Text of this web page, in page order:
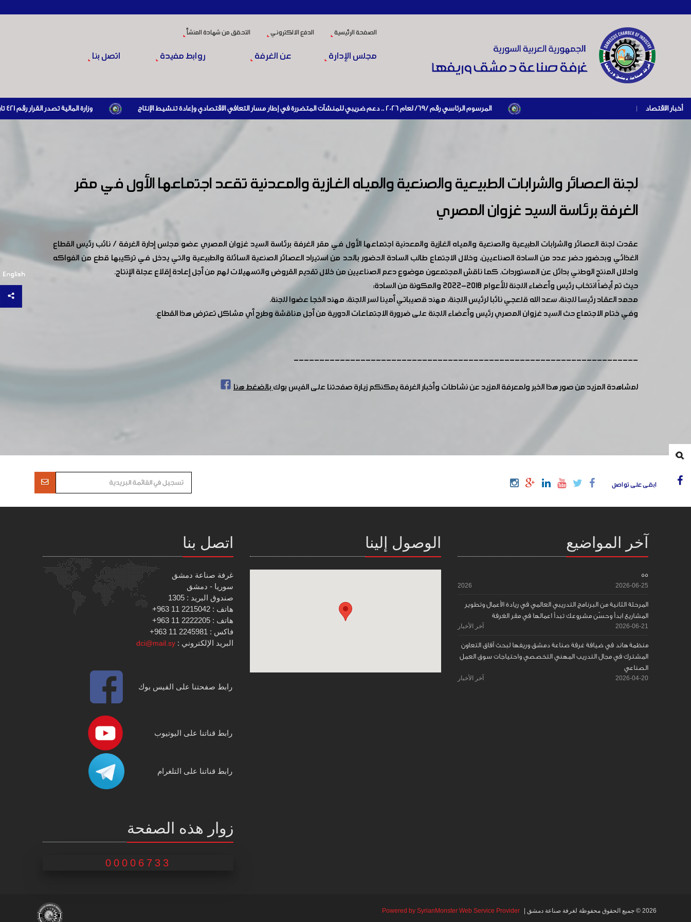
الصفحة الرئيسية الدفع الالكتروني التحقق من شهادة المنشأ
مجلس الإدارة عن الغرفة روابط مفيدة اتصل بنا
أخبار الاقتصاد | المرسوم الرئاسي رقم /69/ لعام 2026 .. دعم ضريبي للمنشآت المتضررة في إطار مسار التعافي الاقتصادي وإعادة تنشيط الإنتاج وزارة المالية تصدر القرار رقم 421 تاريخ 24/3/2026 المتضمن الزام المستوردين بإبراز براءة ذمة مالية سارية صادرة عن الهيئة العامة للضرائب والرسوم أو مديرياتها عند القيام بعمليات الاستيراد
English
لجنة العصائر والشرابات الطبيعية والصنعية والمياه الغازية والمعدنية تقعد اجتماعها الأول في مقر
الغرفة برئاسة السيد غزوان المصري
عقدت لجنة العصائر والشرابات الطبيعية والصنعية والمياه الغازية والمعدنية اجتماعها الأول في مقر الغرفة برئاسة السيد غزوان المصري عضو مجلس إدارة الغرفة / نائب رئيس القطاع
الغذائي وبحضور حضر عدد من السادة الصناعيين، وخلال الاجتماع طالب السادة الحضور بالحد من استيراد العصائر الصنعية السائلة والطبيعية والتي يدخل في تركيبها قطع من الفواكه
واحلال المنتج الوطني بدائل عن المستوردات. كما ناقش المجتمعون موضوع دعم الصناعيين من خلال تقديم القروض والتسهيلات لهم من أجل إعادة إقلاع عجلة الإنتاج.
حيث تم أيضاً انتخاب رئيس وأعضاء اللجنة للأعوام 2018-2022 والمكونة من السادة:
محمد العقاد رئيسا للجنة، سعد الله قلعجي نائبا لرئيس اللجنة، مهند قصيباتي أمينا لسر اللجنة، مهند الخجا عضوا للجنة.
وفي ختام الاجتماع حث السيد غزوان المصري رئيس وأعضاء اللجنة على ضرورة الاجتماعات الدورية من أجل مناقشة وطرح أي مشاكل تعترض هذا القطاع.
-------------------------------------------------------------------
لمشاهدة المزيد من صور هذا الخبر ولمعرفة المزيد عن نشاطات وأخبار الغرفة يمكنكم زيارة صفحتنا على الفيس بوكبالضغط هنا
ابقى على تواصل
آخر المواضيع
55
2026-06-25
2026
المرحلة الثانية من البرنامج التدريبي العالمي في ريادة الأعمال وتطوير
المشاريع ابدأ وحسّن مشروعك تبدأ اعمالها في مقر الغرفة
2026-06-21 آخر الأخبار
منظمة هاند في ضيافة غرفة صناعة دمشق وريفها لبحث آفاق التعاون
المشترك في مجال التدريب المهني التخصصي واحتياجات سوق العمل
الصناعي
2026-04-20 آخر الأخبار
الوصول إلينا اتصل بنا
غرفة صناعة دمشق
سوريا - دمشق
صندوق البريد : 1305
هاتف : 2215042 11 963+
هاتف : 2222205 11 963+
فاكس : 2245981 11 963+
البريد الإلكتروني : dci@mail.sy
رابط صفحتنا على الفيس بوك
رابط قناتنا على اليوتيوب
رابط قناتنا على التلغرام
زوار هذه الصفحة
00006733
2026 © جميع الحقوق محفوظة لغرفة صناعة دمشق | Powered by SyrianMonster Web Service Provider